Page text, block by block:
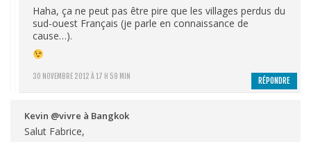
30 NOVEMBRE 2012 À 17 H 59 MIN
Haha, ça ne peut pas être pire que les villages perdus du
sud-ouest Français (je parle en connaissance de
cause…).
RÉPONDRE
Kevin @vivre à Bangkok
Salut Fabrice,